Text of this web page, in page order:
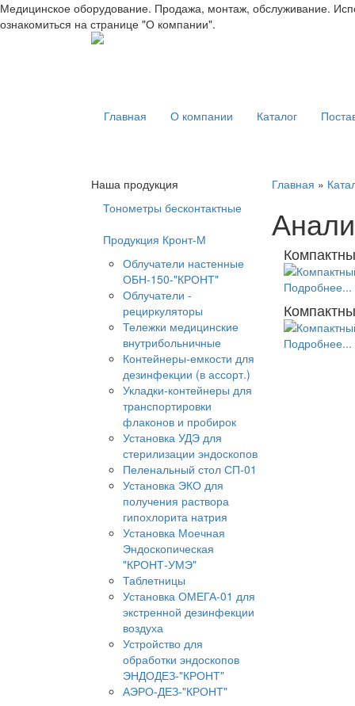
Медицинское оборудование. Продажа, монтаж, обслуживание.
ознакомиться на странице "О компании".
Главная О компании Каталог
Наша продукция
Тонометры бесконтактные
Продукция Кронт-М
Облучатели настенные
ОБН-150-"КРОНТ"
Облучатели -
рециркуляторы
Тележки медицинские
внутрибольничные
Контейнеры-емкости для
дезинфекции (в ассорт.)
Укладки-контейнеры для
транспортировки
флаконов и пробирок
Установка УДЭ для
стерилизации эндоскопов
Пеленальный стол СП-01
Установка ЭКО для
получения раствора
гипохлорита натрия
Установка Моечная
Эндоскопическая
"КРОНТ-УМЭ"
Таблетницы
Установка ОМЕГА-01 для
экстренной дезинфекции
воздуха
Устройство для
обработки эндоскопов
ЭНДОДЕЗ-"КРОНТ"
АЭРО-ДЕЗ-"КРОНТ"
Главная »
Подробнее...
Подробнее...